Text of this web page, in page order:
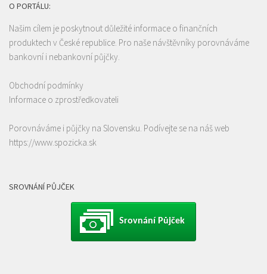
O PORTÁLU:
Našim cílem je poskytnout důležité informace o finančních
produktech v České republice. Pro naše návštěvníky porovnáváme
bankovní i nebankovní půjčky.
Obchodní podmínky
Informace o zprostředkovateli
Porovnáváme i půjčky na Slovensku. Podívejte se na náš web
https://www.spozicka.sk
SROVNÁNÍ PŮJČEK
Srovnání Půjček